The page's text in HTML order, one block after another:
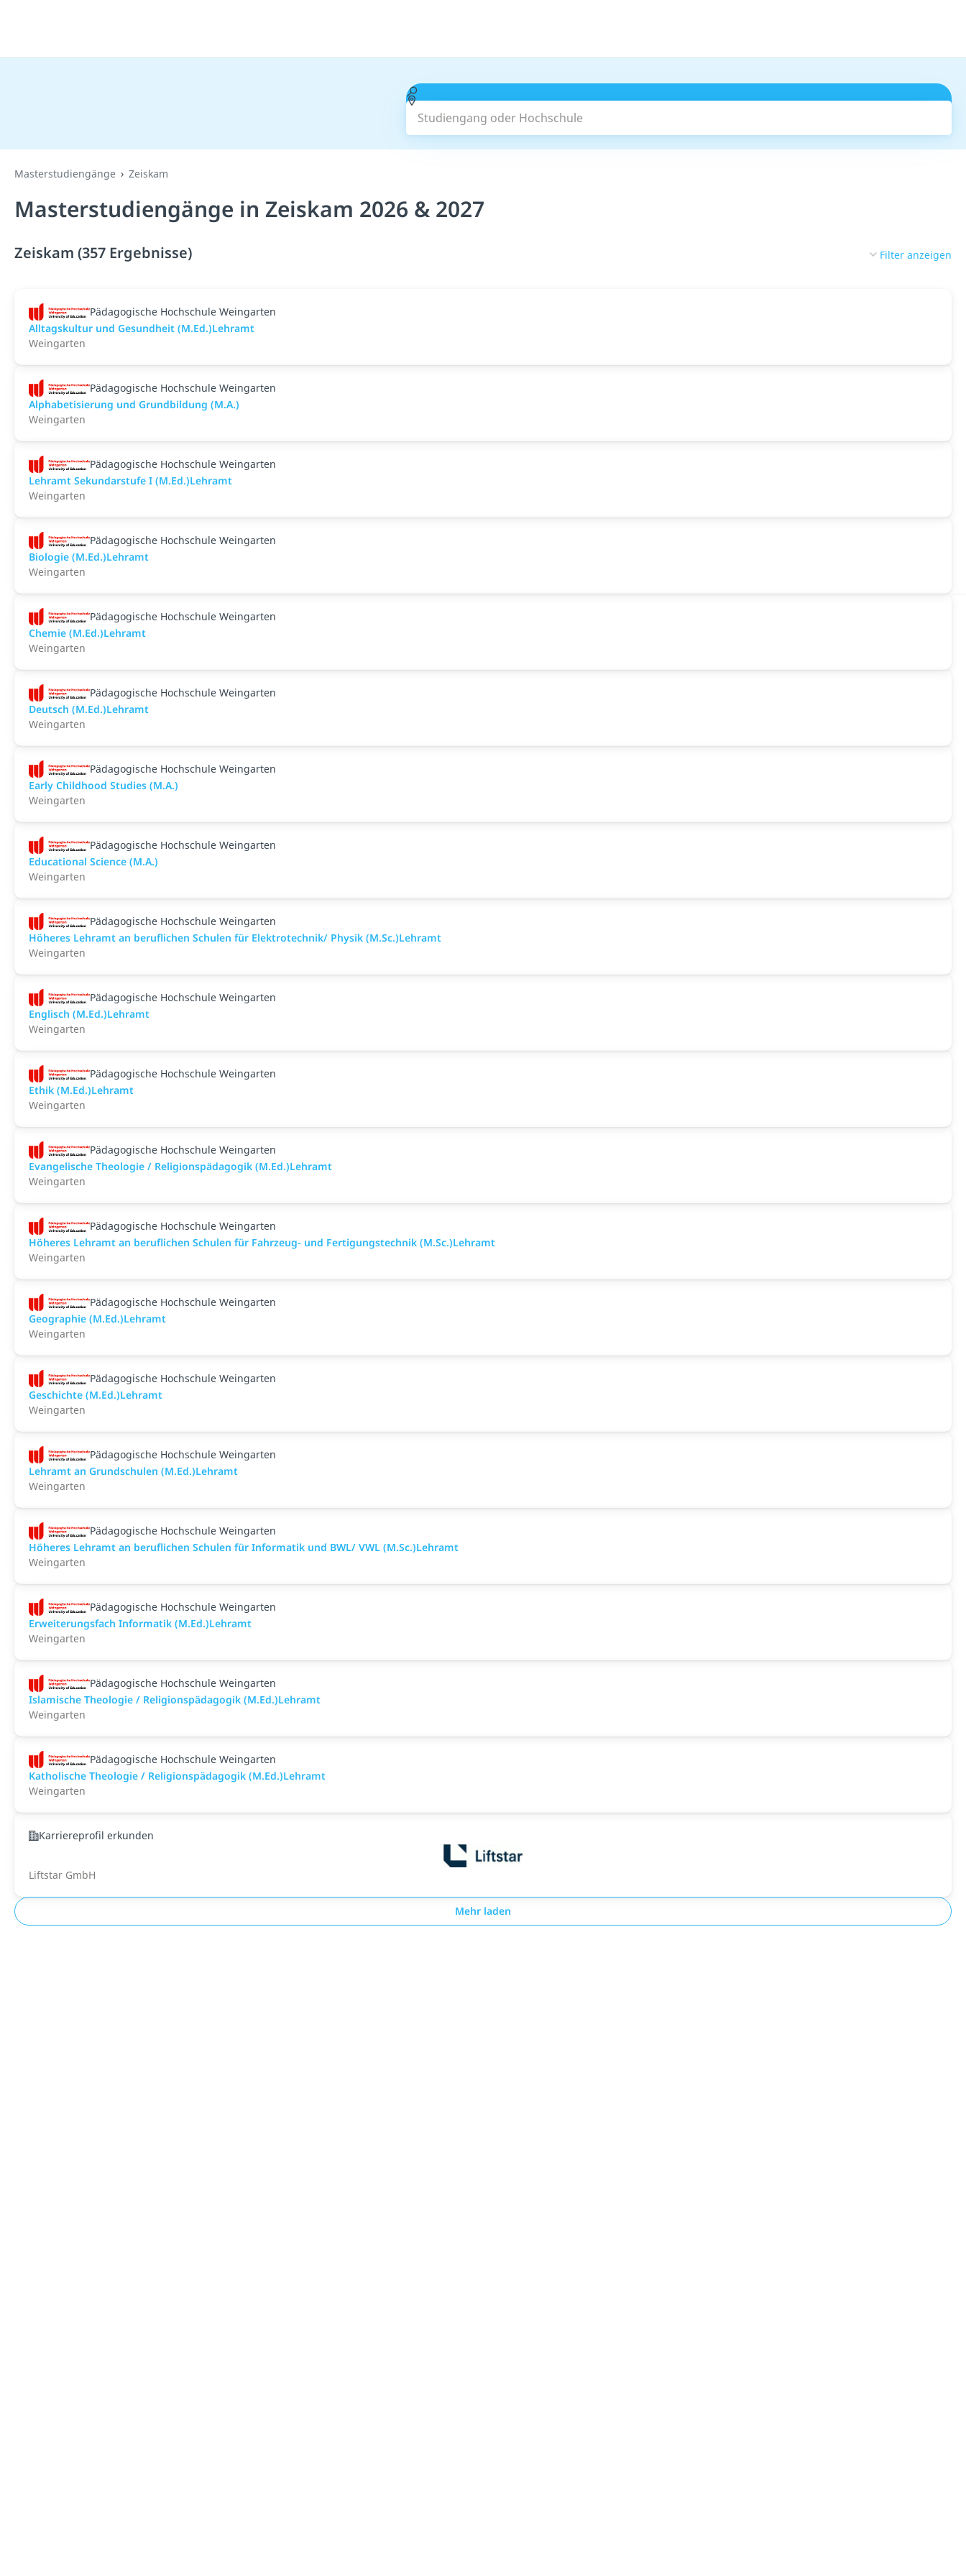
Studiengang oder Hochschule
Masterstudiengänge Zeiskam
Masterstudiengänge in Zeiskam 2026 & 2027
Zeiskam (357 Ergebnisse) Filter anzeigen
Pädagogische Hochschule Weingarten
Alltagskultur und Gesundheit (M.Ed.)Lehramt
Weingarten
Pädagogische Hochschule Weingarten
Alphabetisierung und Grundbildung (M.A.)
Weingarten
Pädagogische Hochschule Weingarten
Lehramt Sekundarstufe I (M.Ed.)Lehramt
Weingarten
Pädagogische Hochschule Weingarten
Biologie (M.Ed.)Lehramt
Weingarten
Pädagogische Hochschule Weingarten
Chemie (M.Ed.)Lehramt
Weingarten
Pädagogische Hochschule Weingarten
Deutsch (M.Ed.)Lehramt
Weingarten
Pädagogische Hochschule Weingarten
Early Childhood Studies (M.A.)
Weingarten
Pädagogische Hochschule Weingarten
Educational Science (M.A.)
Weingarten
Pädagogische Hochschule Weingarten
Höheres Lehramt an beruflichen Schulen für Elektrotechnik/ Physik (M.Sc.)Lehramt
Weingarten
Pädagogische Hochschule Weingarten
Englisch (M.Ed.)Lehramt
Weingarten
Pädagogische Hochschule Weingarten
Ethik (M.Ed.)Lehramt
Weingarten
Pädagogische Hochschule Weingarten
Evangelische Theologie / Religionspädagogik (M.Ed.)Lehramt
Weingarten
Pädagogische Hochschule Weingarten
Höheres Lehramt an beruflichen Schulen für Fahrzeug- und Fertigungstechnik (M.Sc.)Lehramt
Weingarten
Pädagogische Hochschule Weingarten
Geographie (M.Ed.)Lehramt
Weingarten
Pädagogische Hochschule Weingarten
Geschichte (M.Ed.)Lehramt
Weingarten
Pädagogische Hochschule Weingarten
Lehramt an Grundschulen (M.Ed.)Lehramt
Weingarten
Pädagogische Hochschule Weingarten
Höheres Lehramt an beruflichen Schulen für Informatik und BWL/ VWL (M.Sc.)Lehramt
Weingarten
Pädagogische Hochschule Weingarten
Erweiterungsfach Informatik (M.Ed.)Lehramt
Weingarten
Pädagogische Hochschule Weingarten
Islamische Theologie / Religionspädagogik (M.Ed.)Lehramt
Weingarten
Pädagogische Hochschule Weingarten
Katholische Theologie / Religionspädagogik (M.Ed.)Lehramt
Weingarten
Karriereprofil erkunden
Liftstar GmbH
Mehr laden